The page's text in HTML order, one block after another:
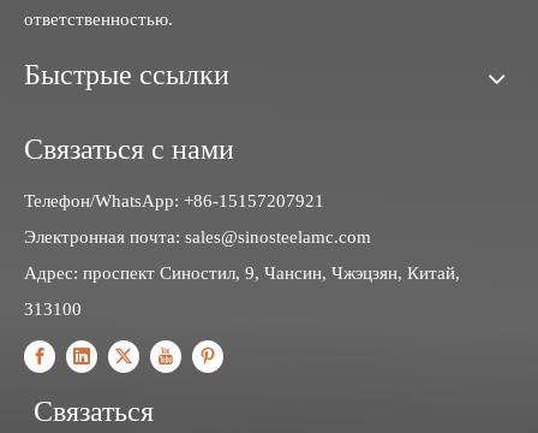
ответственностью.
Быстрые ссылки
Связаться с нами
Телефон/WhatsApp: +86-15157207921
Электронная почта: sales@sinosteelamc.com
Адрес: проспект Синостил, 9, Чансин, Чжэцзян, Китай,
313100
Связаться